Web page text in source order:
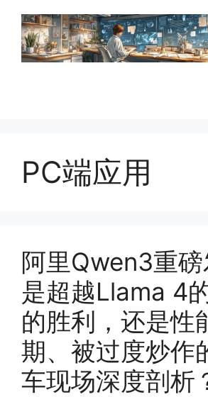
PC端应用
阿里Qwen3重磅
是超越Llama 4
的胜利，还是性
期、被过度炒作
车现场深度剖析